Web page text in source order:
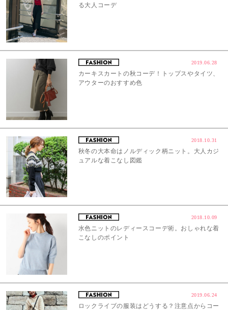
る大人コーデ
2019.06.28
カーキスカートの秋コーデ！トップスやタイツ、
アウターのおすすめ色
2018.10.31
秋冬の大本命はノルディック柄ニット。大人カジ
ュアルな着こなし図鑑
2018.10.09
水色ニットのレディースコーデ術。おしゃれな着
こなしのポイント
2019.06.24
ロックライブの服装はどうする？注意点からコー